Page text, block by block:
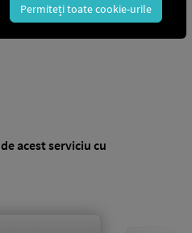
acest serviciu cu
Permiteți toate cookie-urile